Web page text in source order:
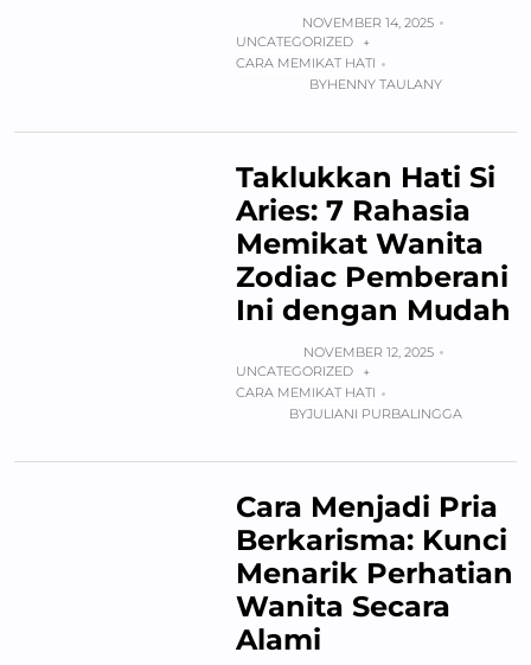
NOVEMBER 14, 2025
UNCATEGORIZED
+
CARA MEMIKAT HATI
BYHENNY TAULANY
Taklukkan Hati Si
Aries: 7 Rahasia
Memikat Wanita
Zodiac Pemberani
Ini dengan Mudah
NOVEMBER 12, 2025
UNCATEGORIZED
+
CARA MEMIKAT HATI
BYJULIANI PURBALINGGA
Cara Menjadi Pria
Berkarisma: Kunci
Menarik Perhatian
Wanita Secara
Alami